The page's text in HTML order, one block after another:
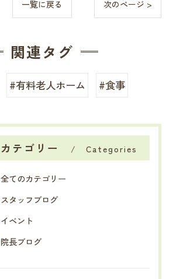
一覧に戻る 次のページ >
関連タグ
#有料老人ホーム #食事
カテゴリー Categories
全てのカテゴリー
スタッフブログ
イベント
院長ブログ